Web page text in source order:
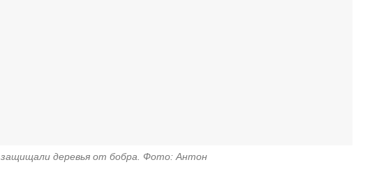
защищали деревья от бобра. Фото: Антон